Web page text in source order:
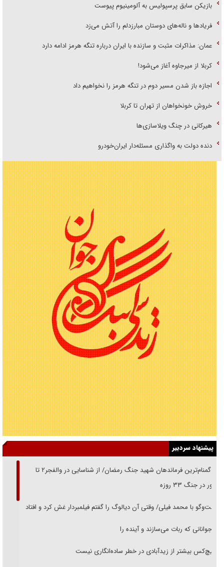
بازیکن سابق پرسپولیس به آلومینیوم پیوست
فریاد‌ها و ناله‌های دوستان مبارزدلم را آتش می‌زد
عمان: مذاکرات مثبت و سازنده با ایران درباره تنگه هرمز ادامه دارد
کربلا از میرجاوه آغاز می‌شود!
اجازه باز شدن مسیر دوم در تنگه هرمز را نخواهیم داد
خروش خونخواهان از تهران تا کربلا
هیرکانی در چنگ ویلاسازی‌ها
دنده دولت به واگذاری مسئله‌دار ایران‌خودرو
پیشنهاد سردبیر
از گمنام‌ترین فرماندهان شهید جنگ رمضان/ از شناسایی در والفجر۲ تا
حضور در جنگ ۳۳ روزه
گفت‌وگو با محمد فیلی/ وقتی آن دیالوگ را گفتم فیلمبردار غش کرد و افتاد
نوجوانانی که ربات می‌سازند و آینده را
هیچ‌کس بیشتر از زیدآبادی در خطر ساده‌انگاری نیست